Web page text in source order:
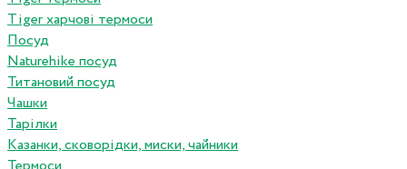
Tiger харчові термоси
Посуд
Naturehike посуд
Титановий посуд
Чашки
Тарілки
Казанки, сковорідки, миски, чайники